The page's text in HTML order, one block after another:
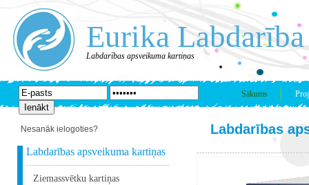
Eurika Labdarība
Labdarības apsveikuma kartiņas
Sākums
Nesanāk ielogoties?
Labdarības apsveikuma kartiņas
Ziemassvētku kartiņas
Labdarības